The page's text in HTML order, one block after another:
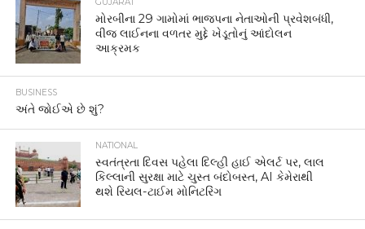
મોરબીના 29 ગામોમાં ભાજપના નેતાઓની પ્રવેશબંધી,
વીજ લાઈનના વળતર મુદ્દે ખેડૂતોનું આંદોલન
આક્રમક
BUSINESS
અંતે જોઈએ છે શું?
NATIONAL
સ્વતંત્રતા દિવસ પહેલા દિલ્હી હાઈ એલર્ટ પર, લાલ
કિલ્લાની સુરક્ષા માટે ચુસ્ત બંદોબસ્ત, AI કેમેરાથી
થશે રિયલ-ટાઈમ મોનિટરિંગ